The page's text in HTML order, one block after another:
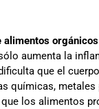
alimentos
aumenta la
que el
químicas, metales
que los alimentos